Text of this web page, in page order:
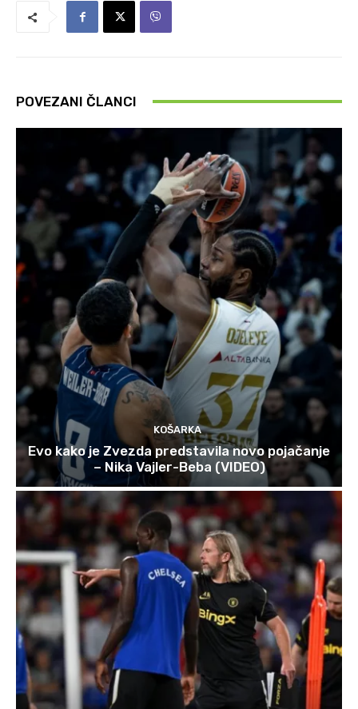
POVEZANI ČLANCI
KOŠARKA
Evo kako je Zvezda predstavila novo pojačanje
– Nika Vajler-Beba (VIDEO)